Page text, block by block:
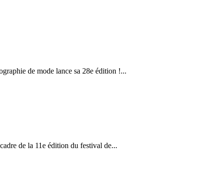
de mode lance sa 28e édition !...
de la 11e édition du festival de...